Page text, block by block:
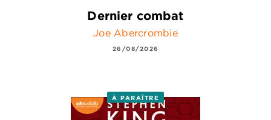
Dernier combat
Joe Abercrombie
26/08/2026
À PARAÎTRE